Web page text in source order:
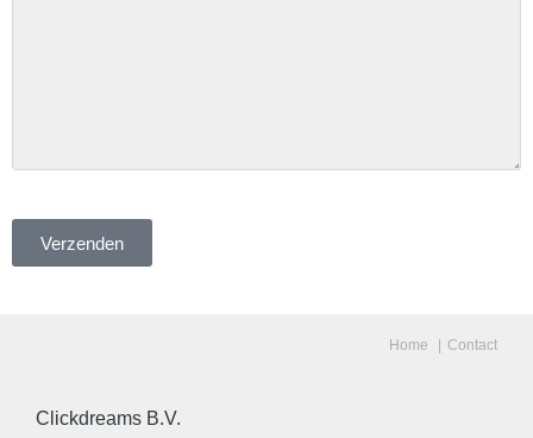
Verzenden
Home Contact
Clickdreams B.V.